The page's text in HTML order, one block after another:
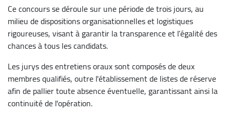
Ce concours se déroule sur une période de trois jours, au
milieu de dispositions organisationnelles et logistiques
rigoureuses, visant à garantir la transparence et l’égalité des
chances à tous les candidats.
Les jurys des entretiens oraux sont composés de deux
membres qualifiés, outre l'établissement de listes de réserve
afin de pallier toute absence éventuelle, garantissant ainsi la
continuité de l'opération.